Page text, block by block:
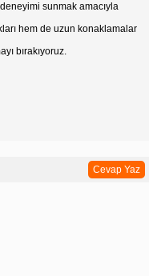
sunmak amacıyla
hem de uzun konaklamalar
bırakıyoruz.
Cevap Yaz